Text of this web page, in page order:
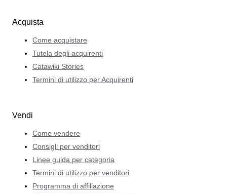
Acquista
Come acquistare
Tutela degli acquirenti
Catawiki Stories
Termini di utilizzo per Acquirenti
Vendi
Come vendere
Consigli per venditori
Linee guida per categoria
Termini di utilizzo per venditori
Programma di affiliazione